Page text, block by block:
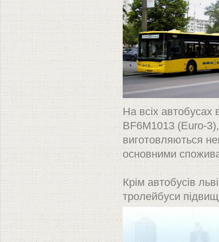
На всіх автобусах
BF6M1013 (Euro-
виготовляються
основними
Крім автобусів
тролейбуси